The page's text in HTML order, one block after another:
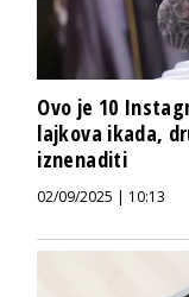
Ovo je 10
lajkova ikada,
iznenaditi
02/09/2025 | 10:13